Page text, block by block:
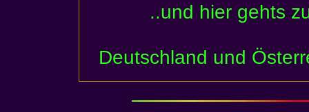
..und hier gehts
Deutschland und